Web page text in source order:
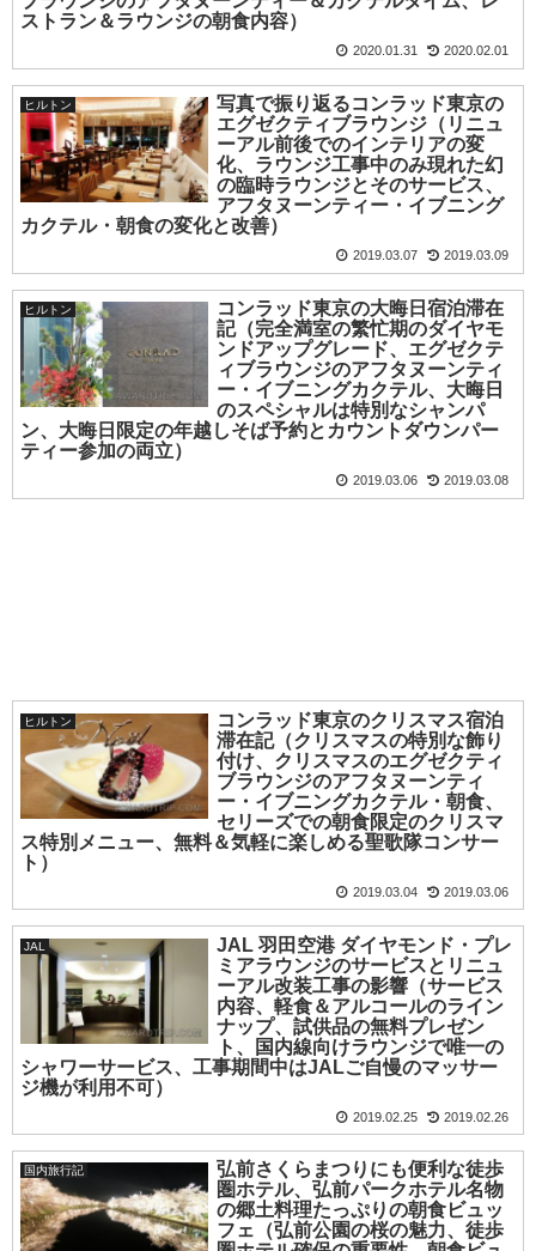
ストラン＆ラウンジの朝食内容）
2020.01.31 2020.02.01
ヒルトン
写真で振り返るコンラッド東京の
エグゼクティブラウンジ（リニュ
ーアル前後でのインテリアの変
化、ラウンジ工事中のみ現れた幻
の臨時ラウンジとそのサービス、
アフタヌーンティー・イブニング
カクテル・朝食の変化と改善）
2019.03.07 2019.03.09
ヒルトン
コンラッド東京の大晦日宿泊滞在
記（完全満室の繁忙期のダイヤモ
ンドアップグレード、エグゼクテ
ィブラウンジのアフタヌーンティ
ー・イブニングカクテル、大晦日
のスペシャルは特別なシャンパ
ン、大晦日限定の年越しそば予約とカウントダウンパー
ティー参加の両立）
2019.03.06 2019.03.08
ヒルトン
コンラッド東京のクリスマス宿泊
滞在記（クリスマスの特別な飾り
付け、クリスマスのエグゼクティ
ブラウンジのアフタヌーンティ
ー・イブニングカクテル・朝食、
セリーズでの朝食限定のクリスマ
ス特別メニュー、無料＆気軽に楽しめる聖歌隊コンサー
ト）
2019.03.04 2019.03.06
JAL
JAL 羽田空港 ダイヤモンド・プレ
ミアラウンジのサービスとリニュ
ーアル改装工事の影響（サービス
内容、軽食＆アルコールのライン
ナップ、試供品の無料プレゼン
ト、国内線向けラウンジで唯一の
シャワーサービス、工事期間中はJALご自慢のマッサー
ジ機が利用不可）
2019.02.25 2019.02.26
国内旅行記
弘前さくらまつりにも便利な徒歩
圏ホテル、弘前パークホテル名物
の郷土料理たっぷりの朝食ビュッ
フェ（弘前公園の桜の魅力、徒歩